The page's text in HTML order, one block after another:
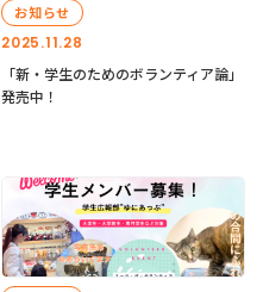
2025.11.28
お知らせ
「新・学生のためのボランティア論」
発売中！